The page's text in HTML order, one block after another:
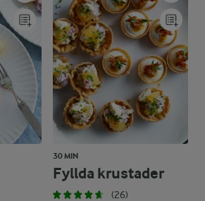
30 MIN
Fyllda krustader
(26)